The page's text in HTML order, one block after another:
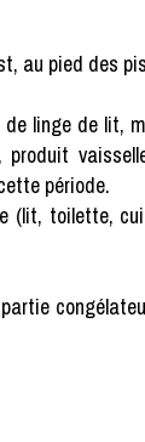
au pied des
de linge de lit,
période.
(lit, toilette,